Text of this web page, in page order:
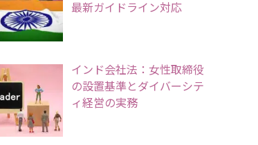
最新ガイドライン対応
インド会社法：女性取締役
の設置基準とダイバーシテ
ィ経営の実務